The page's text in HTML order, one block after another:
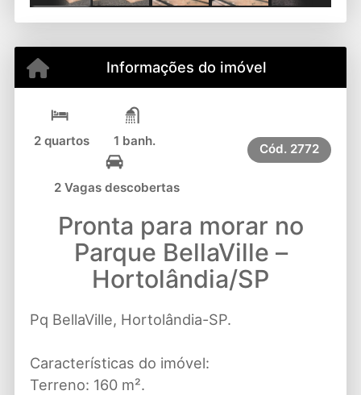
Informações do imóvel
2 quartos 1 banh.
2 Vagas descobertas
Cód. 2772
Pronta para morar no
Parque BellaVille –
Hortolândia/SP
Pq BellaVille, Hortolândia-SP.
Características do imóvel:
Terreno: 160 m².